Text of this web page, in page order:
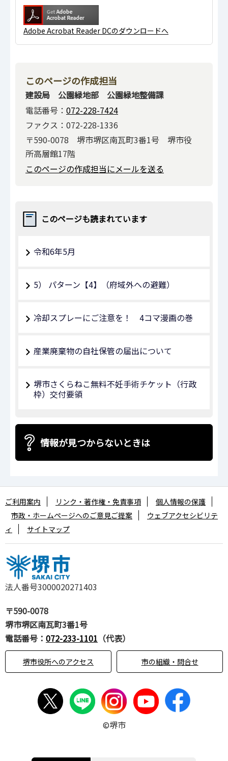
Adobe Acrobat Reader DCのダウンロードへ
このページの作成担当
建設局 公園緑地部 公園緑地整備課
電話番号： 072-228-7424
ファクス：072-228-1336
〒590-0078 堺市堺区南瓦町3番1号 堺市役
所高層館17階
このページの作成担当にメールを送る
このページも読まれています
令和6年5月
5） パターン【4】（府域外への避難）
冷却スプレーにご注意を！ 4コマ漫画の巻
産業廃棄物の自社保管の届出について
堺市さくらねこ無料不妊手術チケット（行政
枠）交付要領
情報が見つからないときは
法人番号3000020271403
〒590-0078
堺市堺区南瓦町3番1号
電話番号： 072-233-1101 （代表）
堺市役所へのアクセス 市の組織・問合せ
ご利用案内 リンク・著作権・免責事項
個人情報の保護
市政・ホームページへのご意見ご提案
ウェブアクセシビリテ
ィ
サイトマップ
©堺市